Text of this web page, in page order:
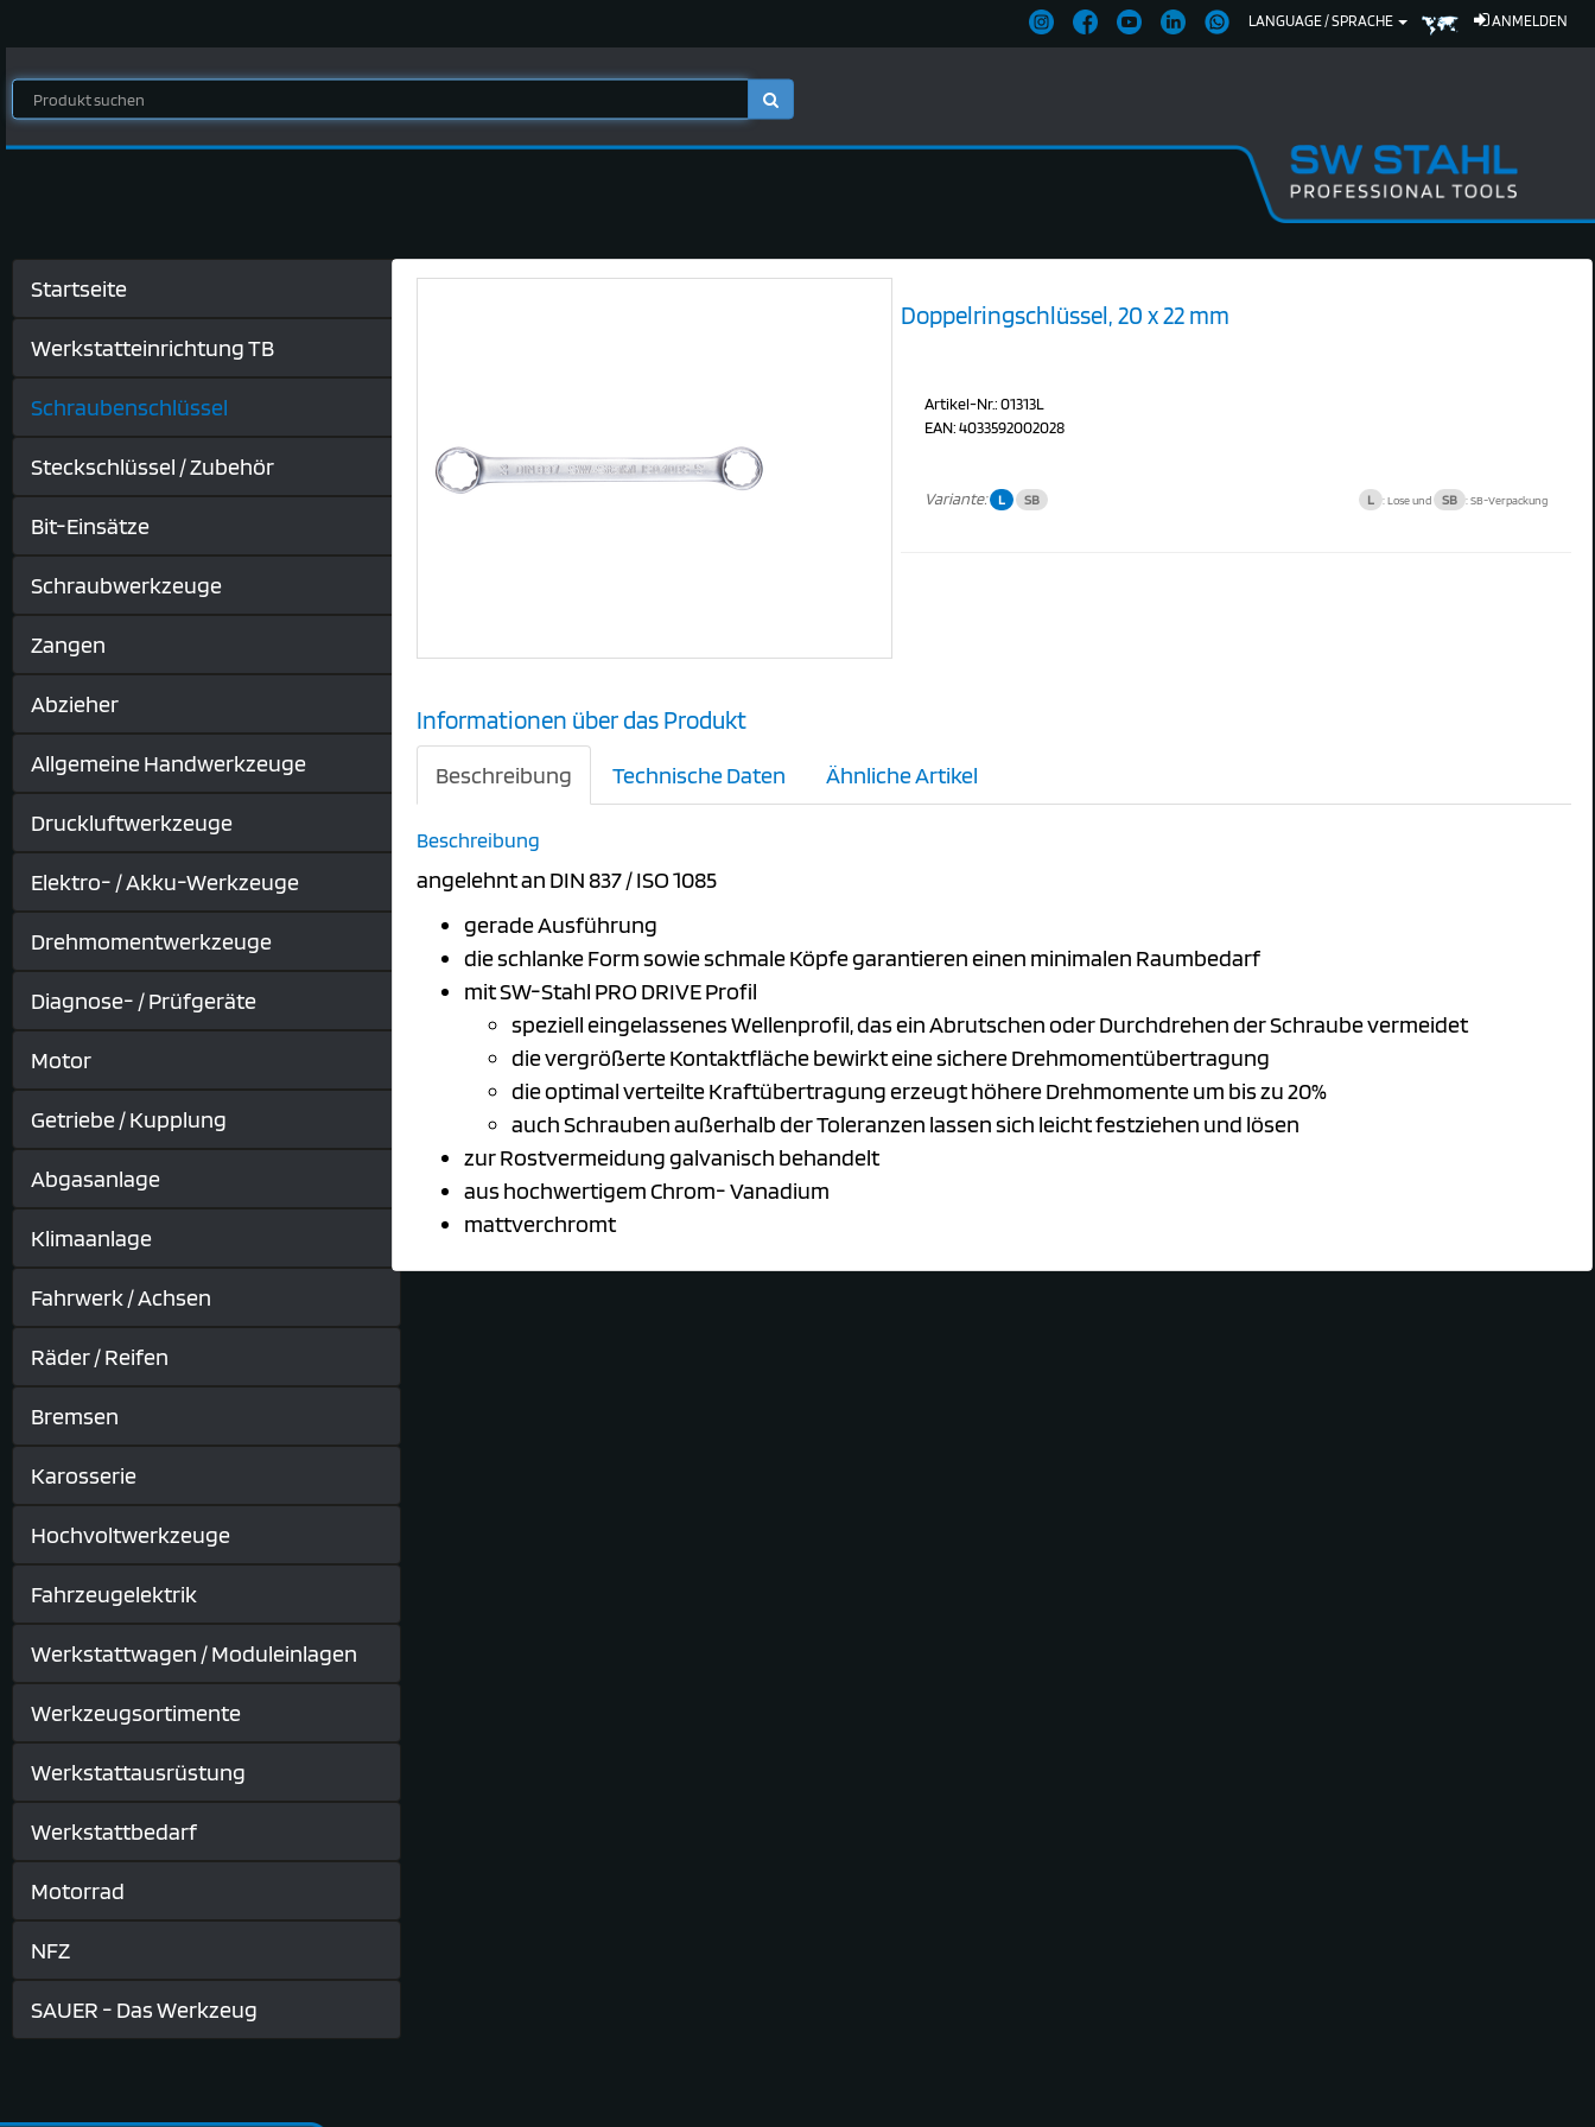
ANMELDEN
LANGUAGE / SPRACHE
Startseite
Werkstatteinrichtung TB
Schraubenschlüssel
Steckschlüssel / Zubehör
Bit-Einsätze
Schraubwerkzeuge
Zangen
Abzieher
Allgemeine Handwerkzeuge
Druckluftwerkzeuge
Elektro- / Akku-Werkzeuge
Drehmomentwerkzeuge
Diagnose- / Prüfgeräte
Motor
Getriebe / Kupplung
Abgasanlage
Klimaanlage
Fahrwerk / Achsen
Räder / Reifen
Bremsen
Karosserie
Hochvoltwerkzeuge
Fahrzeugelektrik
Werkstattwagen / Moduleinlagen
Werkzeugsortimente
Werkstattausrüstung
Werkstattbedarf
Motorrad
NFZ
SAUER - Das Werkzeug
Doppelringschlüssel, 20 x 22 mm
Artikel-Nr.: 01313L
EAN: 4033592002028
Variante: L SB L : Lose und SB : SB-Verpackung
Informationen über das Produkt
Beschreibung Technische Daten Ähnliche Artikel
Beschreibung
angelehnt an DIN 837 / ISO 1085
gerade Ausführung
die schlanke Form sowie schmale Köpfe garantieren einen minimalen Raumbedarf
mit SW-Stahl PRO DRIVE Profil
speziell eingelassenes Wellenprofil, das ein Abrutschen oder Durchdrehen der Schraube vermeidet
die vergrößerte Kontaktfläche bewirkt eine sichere Drehmomentübertragung
die optimal verteilte Kraftübertragung erzeugt höhere Drehmomente um bis zu 20%
auch Schrauben außerhalb der Toleranzen lassen sich leicht festziehen und lösen
zur Rostvermeidung galvanisch behandelt
aus hochwertigem Chrom- Vanadium
mattverchromt